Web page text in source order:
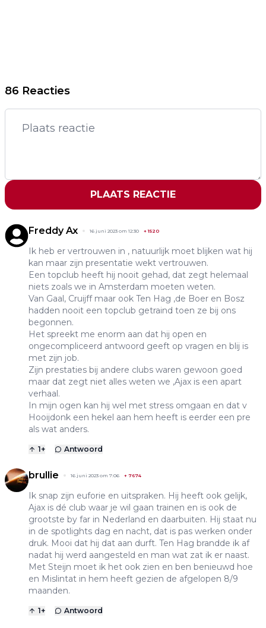
86 Reacties
PLAATS REACTIE
Freddy Ax 16 juni 2023 om 12:30 +1520
Ik heb er vertrouwen in , natuurlijk moet blijken wat hij
kan maar zijn presentatie wekt vertrouwen.
Een topclub heeft hij nooit gehad, dat zegt helemaal
niets zoals we in Amsterdam moeten weten.
Van Gaal, Cruijff maar ook Ten Hag ,de Boer en Bosz
hadden nooit een topclub getraind toen ze bij ons
begonnen.
Het spreekt me enorm aan dat hij open en
ongecompliceerd antwoord geeft op vragen en blij is
met zijn job.
Zijn prestaties bij andere clubs waren gewoon goed
maar dat zegt niet alles weten we ,Ajax is een apart
verhaal.
In mijn ogen kan hij wel met stress omgaan en dat v
Hooijdonk een hekel aan hem heeft is eerder een pre
als wat anders.
1+ Antwoord
brullie 16 juni 2023 om 7:06 + 7674
Ik snap zijn euforie en uitspraken. Hij heeft ook gelijk,
Ajax is dé club waar je wil gaan trainen en is ook de
grootste by far in Nederland en daarbuiten. Hij staat nu
in de spotlights dag en nacht, dat is pas werken onder
druk. Mooi dat hij dat aan durft. Ten Hag brandde ik af
nadat hij werd aangesteld en man wat zat ik er naast.
Met Steijn moet ik het ook zien en ben benieuwd hoe
en Mislintat in hem heeft gezien de afgelopen 8/9
maanden.
1+ Antwoord